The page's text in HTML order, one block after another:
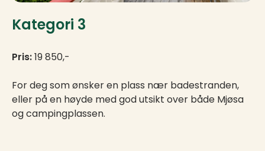
Kategori 3
Pris:19 850,-
For deg som ønsker en plass nær badestranden,
eller på en høyde med god utsikt over både Mjøsa
og campingplassen.